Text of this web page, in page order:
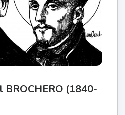
BROCHERO (1840-